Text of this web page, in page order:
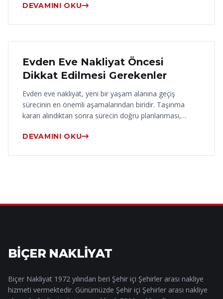
DEVAMINI OKU
16 Haziran 2026
Evden Eve Nakliyat Öncesi
Dikkat Edilmesi Gerekenler
Evden eve nakliyat, yeni bir yaşam alanına geçiş
sürecinin en önemli aşamalarından biridir. Taşınma
kararı alındıktan sonra sürecin doğru planlanması,…
DEVAMINI OKU
BİÇER NAKLİYAT
Biçer Nakliyat 1972 yılından beri Şehir içi Şehirler arası nakliye
hizmeti vermektedir. Günümüzde Şehir içi Şehirler arası nakliye